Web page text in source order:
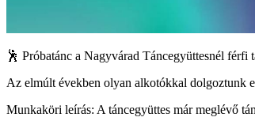
🕺 Próbatánc a Nagyvárad Táncegyüttesnél férfi
Az elmúlt években olyan alkotókkal dolgoztunk
Munkaköri leírás: A táncegyüttes már meglévő